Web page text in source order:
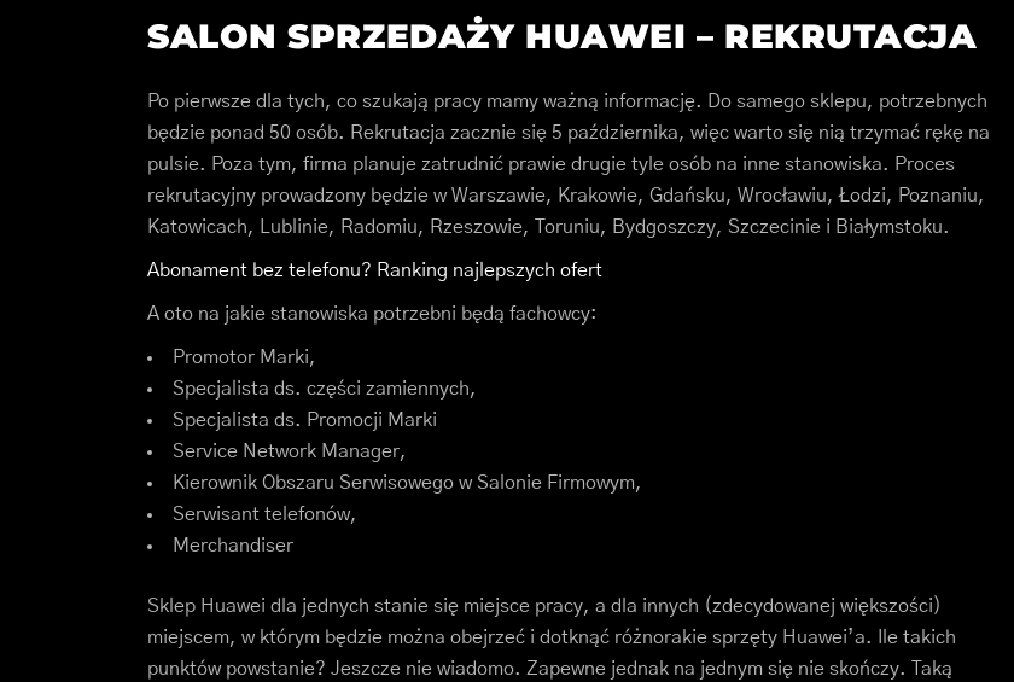
SALON SPRZEDAŻY HUAWEI – REKRUTACJA
Po pierwsze dla tych, co szukają pracy mamy ważną informację. Do samego sklepu, potrzebnych
będzie ponad 50 osób. Rekrutacja zacznie się 5 października, więc warto się nią trzymać rękę na
pulsie. Poza tym, firma planuje zatrudnić prawie drugie tyle osób na inne stanowiska. Proces
rekrutacyjny prowadzony będzie w Warszawie, Krakowie, Gdańsku, Wrocławiu, Łodzi, Poznaniu,
Katowicach, Lublinie, Radomiu, Rzeszowie, Toruniu, Bydgoszczy, Szczecinie i Białymstoku.
Abonament bez telefonu? Ranking najlepszych ofert
A oto na jakie stanowiska potrzebni będą fachowcy:
Promotor Marki,
Specjalista ds. części zamiennych,
Specjalista ds. Promocji Marki
Service Network Manager,
Kierownik Obszaru Serwisowego w Salonie Firmowym,
Serwisant telefonów,
Merchandiser
Sklep Huawei dla jednych stanie się miejsce pracy, a dla innych (zdecydowanej większości)
miejscem, w którym będzie można obejrzeć i dotknąć różnorakie sprzęty Huawei’a. Ile takich
punktów powstanie? Jeszcze nie wiadomo. Zapewne jednak na jednym się nie skończy. Taką